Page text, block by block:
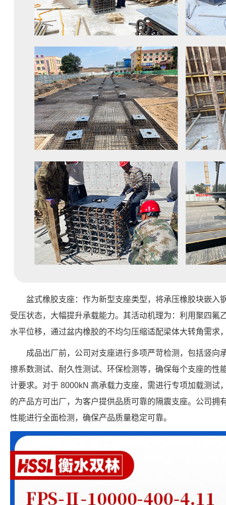
盆式橡胶支座：作为新型支座类型，将承压橡胶块嵌入
受压状态，大幅提升承载能力。其活动机理为：利用聚四氟
水平位移，通过盆内橡胶的不均匀压缩适配梁体大转角需求
成品出厂前，公司对支座进行多项严苛检测，包括竖向
擦系数测试、耐久性测试、环保检测等，确保每个支座的性
计要求。对于 8000kN 高承载力支座，需进行专项加载测试
的产品方可出厂，为客户提供品质可靠的隔震支座。公司拥
性能进行全面检测，确保产品质量稳定可靠。